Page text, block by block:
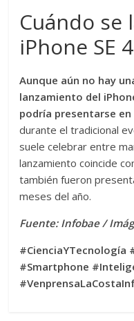
Cuándo se
iPhone SE 4
Aunque aún no hay
lanzamiento del
podría presentarse
durante el tradicional
suele celebrar entre
lanzamiento coincide
también fueron
meses del año.
Fuente: Infobae /
#CienciaYTecnología
#Smartphone